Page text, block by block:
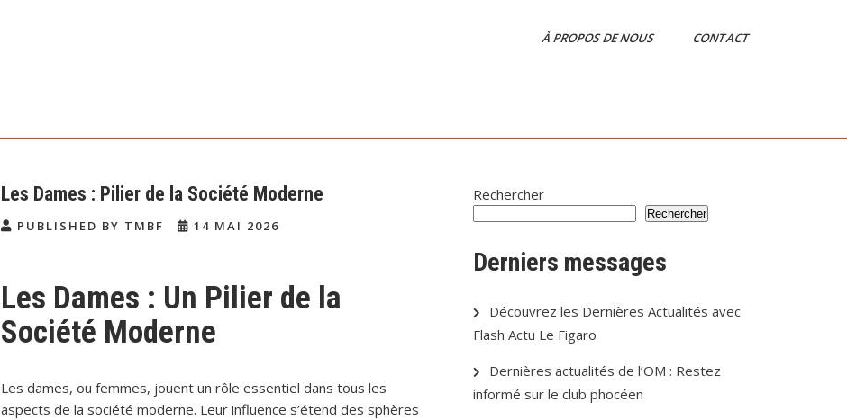
À PROPOS DE NOUS CONTACT
Les Dames : Pilier de la Société Moderne
PUBLISHED BY TMBF 14 MAI 2026
Les Dames : Un Pilier de la
Société Moderne
Les dames, ou femmes, jouent un rôle essentiel dans tous les
aspects de la société moderne. Leur influence s’étend des sphères
Rechercher
Rechercher
Derniers messages
Découvrez les Dernières Actualités avec
Flash Actu Le Figaro
Dernières actualités de l’OM : Restez
informé sur le club phocéen